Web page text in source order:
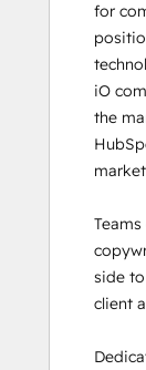
for
iO
the
side
client